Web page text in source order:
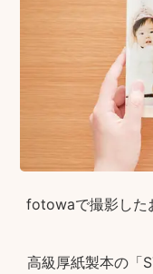
fotowaで撮影した
高級厚紙製本の「